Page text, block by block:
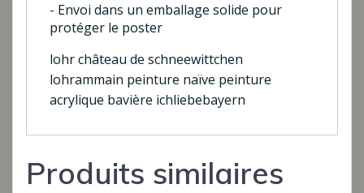
- Envoi dans un emballage solide pour
protéger le poster
lohr château de schneewittchen
lohrammain peinture naïve peinture
acrylique bavière ichliebebayern
Produits similaires